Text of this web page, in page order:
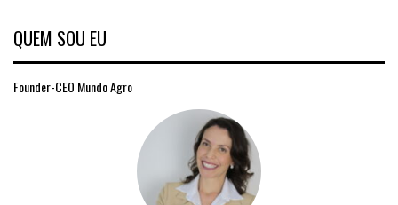
QUEM SOU EU
Founder-CEO Mundo Agro